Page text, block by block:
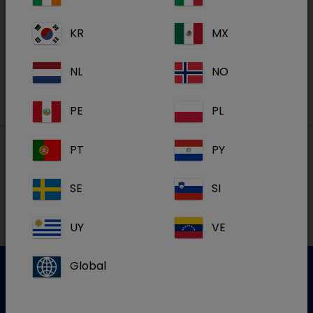
Academy
Nos adresses
KR MX
NL NO
PE PL
PT PY
SE SI
UY VE
Global